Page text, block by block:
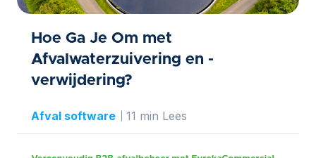
Hoe Ga Je Om met
Afvalwaterzuivering en -
verwijdering?
Afval software 11 min Lees